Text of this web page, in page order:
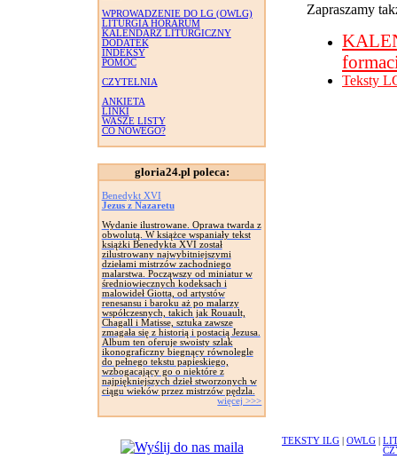
WPROWADZENIE DO LG (OWLG)
LITURGIA HORARUM
KALENDARZ LITURGICZNY
DODATEK
INDEKSY
POMOC
CZYTELNIA
ANKIETA
LINKI
WASZE LISTY
CO NOWEGO?
gloria24.pl poleca:
Benedykt XVI
Jezus z Nazaretu
Wydanie ilustrowane. Oprawa twarda z
obwolutą. W książce wspaniały tekst
książki Benedykta XVI został
zilustrowany najwybitniejszymi
dziełami mistrzów zachodniego
malarstwa. Począwszy od miniatur w
średniowiecznych kodeksach i
malowideł Giotta, od artystów
renesansu i baroku aż po malarzy
współczesnych, takich jak Rouault,
Chagall i Matisse, sztuka zawsze
zmagała się z historią i postacią Jezusa.
Album ten oferuje swoisty szlak
ikonograficzny biegnący równolegle
do pełnego tekstu papieskiego,
wzbogacający go o niektóre z
najpiękniejszych dzieł stworzonych w
ciągu wieków przez mistrzów pędzla.
więcej >>>
Zapraszamy
Teksty
TEKSTY ILG OWLG